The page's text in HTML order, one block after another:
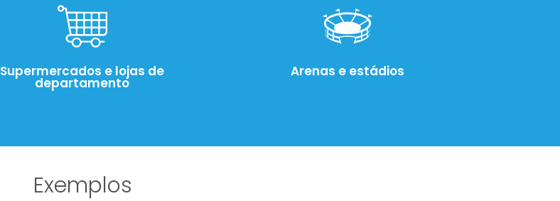
Supermercados e lojas de
departamento
Arenas e estádios
Exemplos